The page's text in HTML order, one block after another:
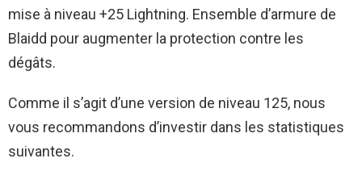
mise à niveau +25 Lightning. Ensemble d’armure de
Blaidd pour augmenter la protection contre les
dégâts.
Comme il s’agit d’une version de niveau 125, nous
vous recommandons d’investir dans les statistiques
suivantes.